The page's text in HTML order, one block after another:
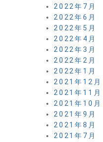
2022年7月
2022年6月
2022年5月
2022年4月
2022年3月
2022年2月
2022年1月
2021年12月
2021年11月
2021年10月
2021年9月
2021年8月
2021年7月